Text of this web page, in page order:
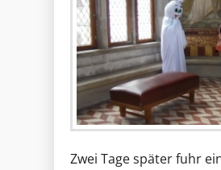
Zwei Tage später fuhr